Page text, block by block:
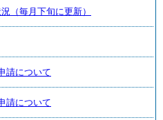
（毎月下旬に更新）
請について
請について